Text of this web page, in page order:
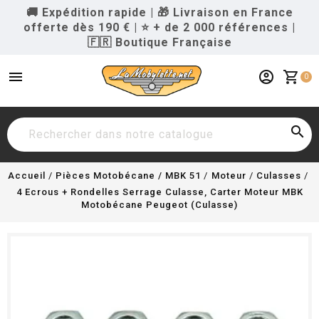
🚚 Expédition rapide | 🎁 Livraison en France
offerte dès 190 € | ⭐ + de 2 000 références |
🇫🇷 Boutique Française
menu shopping_cart 0
account_circle

Accueil Pièces Motobécane / MBK 51 Moteur
Culasses
4 Ecrous + Rondelles Serrage Culasse, Carter Moteur MBK
Motobécane Peugeot (Culasse)